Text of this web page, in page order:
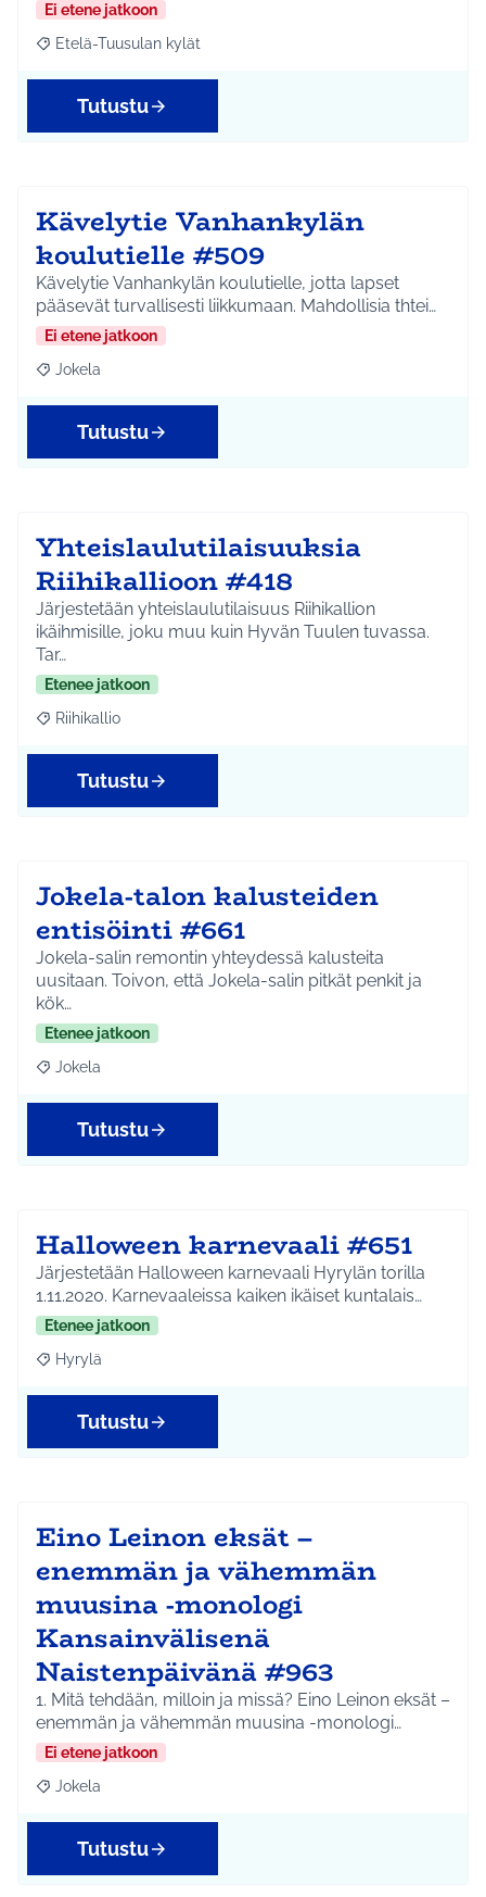
Ei etene jatkoon
Rajaa tulokset aihepiirin mukaan: Etelä-Tuusulan kylät
Etelä-Tuusulan kylät
Tutustu
Kävelytie Vanhankylän
koulutielle #509
Kävelytie Vanhankylän koulutielle, jotta lapset
pääsevät turvallisesti liikkumaan. Mahdollisia thtei…
Ei etene jatkoon
Rajaa tulokset aihepiirin mukaan: Jokela
Jokela
Tutustu
Yhteislaulutilaisuuksia
Riihikallioon #418
Järjestetään yhteislaulutilaisuus Riihikallion
ikäihmisille, joku muu kuin Hyvän Tuulen tuvassa.
Tar…
Etenee jatkoon
Rajaa tulokset aihepiirin mukaan: Riihikallio
Riihikallio
Tutustu
Jokela-talon kalusteiden
entisöinti #661
Jokela-salin remontin yhteydessä kalusteita
uusitaan. Toivon, että Jokela-salin pitkät penkit ja
kök…
Etenee jatkoon
Rajaa tulokset aihepiirin mukaan: Jokela
Jokela
Tutustu
Halloween karnevaali #651
Järjestetään Halloween karnevaali Hyrylän torilla
1.11.2020. Karnevaaleissa kaiken ikäiset kuntalais…
Etenee jatkoon
Rajaa tulokset aihepiirin mukaan: Hyrylä
Hyrylä
Tutustu
Eino Leinon eksät –
enemmän ja vähemmän
muusina -monologi
Kansainvälisenä
Naistenpäivänä #963
1. Mitä tehdään, milloin ja missä? Eino Leinon eksät –
enemmän ja vähemmän muusina -monologi…
Ei etene jatkoon
Rajaa tulokset aihepiirin mukaan: Jokela
Jokela
Tutustu